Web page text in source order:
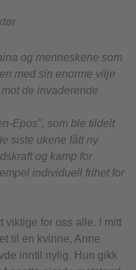
og menneskene som
med sin enorme vilje
de invaderende
Epos", som ble tildelt
siste ukene fått ny
og kamp for
individuell frihet for
viktige for oss alle. I mitt
til en kvinne, Anne
inntil nylig. Hun gikk